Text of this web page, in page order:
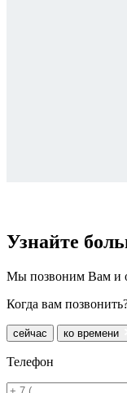
Узнайте
Мы позвоним Вам и
Когда вам
сейчас ко времени
Телефон